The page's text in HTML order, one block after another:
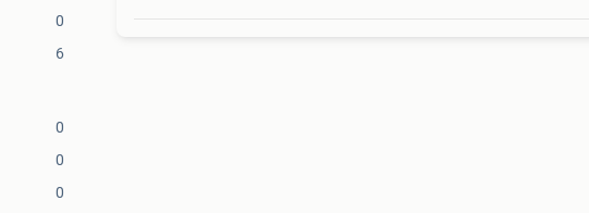
0
6
0
0
0